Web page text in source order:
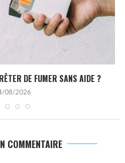
DE FUMER SANS AIDE ?
08/2026
COMMENTAIRE